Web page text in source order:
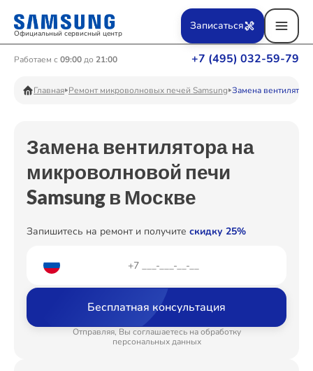
Официальный сервисный центр
+7 (495) 032-59-79
Работаем с 09:00до 21:00
Записаться
Главная Ремонт микроволновых печей Samsung Замена вентилятора
Замена вентилятора на
микроволновой печи
Samsung в Москве
Запишитесь на ремонт и получите скидку 25%
Бесплатная консультация
Отправляя, Вы соглашаетесь на обработку
персональных данных
Ремонт Вертикальных пылесосов
Ремонт Телевизоров
Ремонт Пылесосов
Ремонт Планшетов